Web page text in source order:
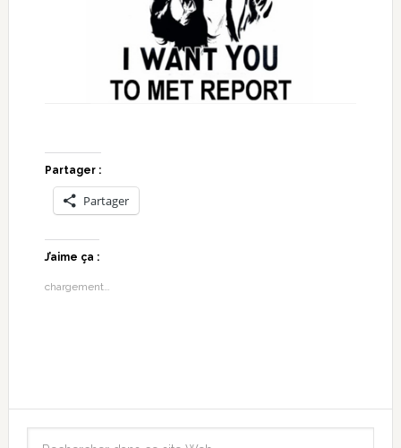
Partager :
Partager
J’aime ça :
chargement…